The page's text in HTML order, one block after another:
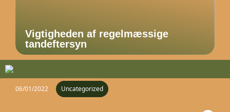
Vigtigheden af regelmæssige
tandeftersyn
06/01/2022 Uncategorized